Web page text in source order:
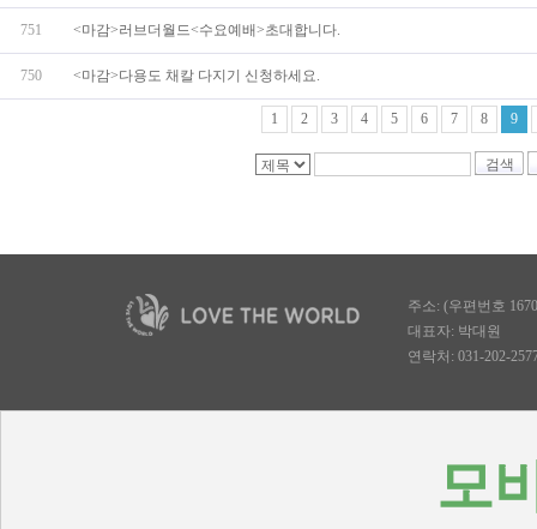
751 <마감>러브더월드<수요예배>초대합니다.
750 <마감>다용도 채칼 다지기 신청하세요.
1 2 3 4 5 6 7 8 9
검색
주소: (우편번호
대표자: 박대원
연락처: 031-202-
모